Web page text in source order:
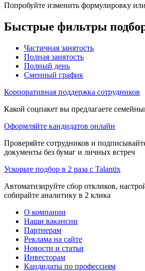
Попробуйте изменить формулировку
Быстрые фильтры
Частичная занятость
Полная занятость
Полный день
Сменный график
Корпоративная поддержка сотрудников
Какой соцпакет вы предлагаете
Оформляйте кандидатов онлайн
Проверяйте сотрудников и
документы без бумаг и личных встреч
Ускорьте подбор в 2 раза с Talantix
Автоматизируйте сбор откликов,
собирайте аналитику в 2 клика
О компании
Наши вакансии
Партнерам
Реклама на сайте
Новости и статьи
Инвесторам
Кандидаты по профессиям